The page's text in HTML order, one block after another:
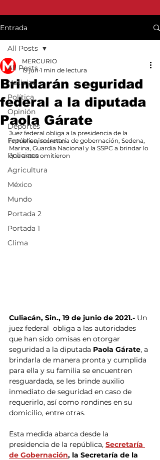
Entrada
All Posts
Noticias
Política
Opinión
Deportes
Entretenimiento
Policiaca
Agricultura
México
Mundo
Portada 2
Portada 1
Clima
All Posts
Brindarán seguridad
federal a la diputada
Paola Gárate
MERCURIO
19 jun 1 min de lectura
Juez federal obliga a la presidencia de la
república, secretaría de gobernación, Sedena,
Marina, Guardia Nacional y la SSPC a brindar lo
que antes omitieron
Culiacán, Sin., 19 de junio de 2021.- Un
juez federal  obliga a las autoridades
que han sido omisas en otorgar
seguridad a la diputada Paola Gárate, a
brindarla de manera pronta y cumplida
para ella y su familia se encuentren
resguardada, se les brinde auxilio
inmediato de seguridad en caso de
requerirlo, así como rondines en su
domicilio, entre otras.
Esta medida abarca desde la
presidencia de la república, Secretaría
de Gobernación, la Secretaría de la